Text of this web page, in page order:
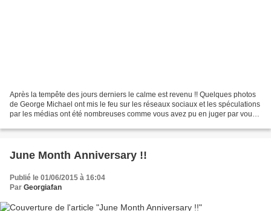
Après la tempête des jours derniers le calme est revenu !! Quelques photos
de George Michael ont mis le feu sur les réseaux sociaux et les spéculations
par les médias ont été nombreuses comme vous avez pu en juger par vous-
June Month Anniversary !!
Publié le 01/06/2015 à 16:04
Par Georgiafan